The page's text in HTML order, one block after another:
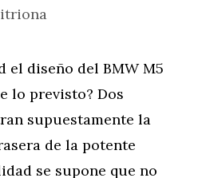
el diseño del BMW M5
lo previsto? Dos
supuestamente la
de la potente
se supone que no